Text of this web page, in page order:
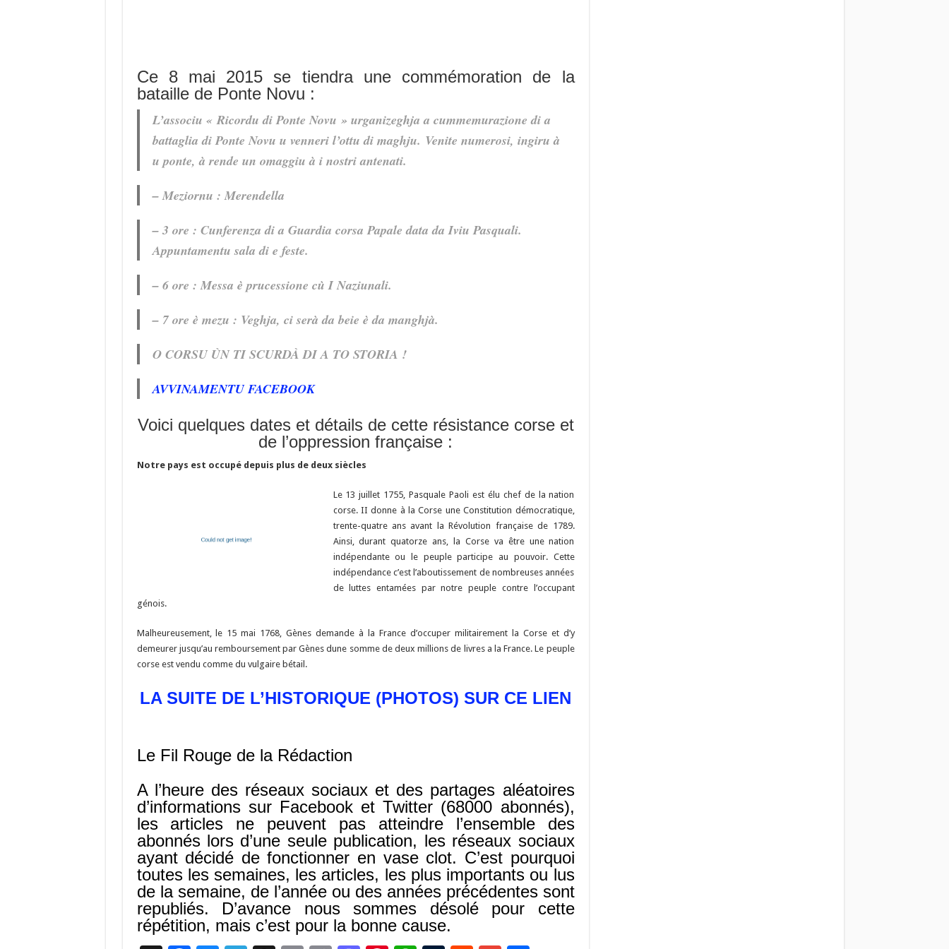
Ce 8 mai 2015 se tiendra une commémoration de la
bataille de Ponte Novu :
L’associu « Ricordu di Ponte Novu » urganizeghja a cummemurazione di a
battaglia di Ponte Novu u venneri l’ottu di maghju. Venite numerosi, ingiru à
u ponte, à rende un omaggiu à i nostri antenati.
– Meziornu : Merendella
– 3 ore : Cunferenza di a Guardia corsa Papale data da Iviu Pasquali.
Appuntamentu sala di e feste.
– 6 ore : Messa è prucessione cù I Naziunali.
– 7 ore è mezu : Veghja, ci serà da beie è da manghjà.
O CORSU ÙN TI SCURDÀ DI A TO STORIA !
AVVINAMENTU FACEBOOK
Voici quelques dates et détails de cette résistance corse et
de l’oppression française :
Notre pays est occupé depuis plus de deux siècles
Le 13 juillet 1755, Pasquale Paoli est élu chef de la nation
corse. II donne à la Corse une Constitution démocratique,
trente-quatre ans avant la Révolution française de 1789.
Ainsi, durant quatorze ans, la Corse va être une nation
indépendante ou le peuple participe au pouvoir. Cette
indépendance c’est l’aboutissement de nombreuses années
de luttes entamées par notre peuple contre l’occupant
génois.
Malheureusement, le 15 mai 1768, Gènes demande à la France d’occuper militairement la Corse et d’y
demeurer jusqu’au remboursement par Gènes dune somme de deux millions de livres a la France. Le peuple
corse est vendu comme du vulgaire bétail.
LA SUITE DE L’HISTORIQUE (PHOTOS) SUR CE LIEN
Le Fil Rouge de la Rédaction
A l’heure des réseaux sociaux et des partages aléatoires
d’informations sur Facebook et Twitter (68000 abonnés),
les articles ne peuvent pas atteindre l’ensemble des
abonnés lors d’une seule publication, les réseaux sociaux
ayant décidé de fonctionner en vase clot. C’est pourquoi
toutes les semaines, les articles, les plus importants ou lus
de la semaine, de l’année ou des années précédentes sont
republiés. D’avance nous sommes désolé pour cette
répétition, mais c’est pour la bonne cause.